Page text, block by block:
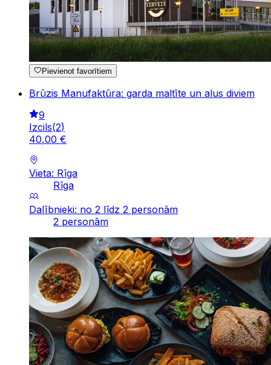
Pievienot favorītiem
Brūzis Manufaktūra: garda maltīte un alus diviem
9
Izcils(2)
40,00 €
Vieta: Rīga
Rīga
Dalībnieki: no 2 līdz 2 personām
2 personām